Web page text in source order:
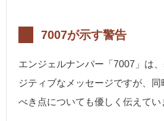
7007が示す警告
エンジェルナンバー「7007」は
ジティブなメッセージですが、同
べき点についても優しく伝えてい